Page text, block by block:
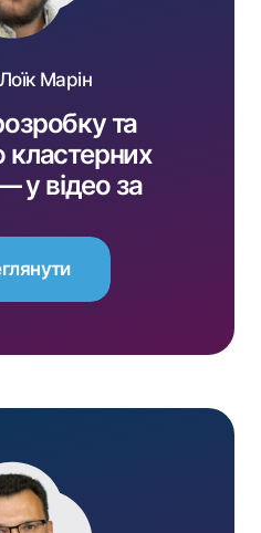
Лоїк Марін
та
кластерних
у відео за